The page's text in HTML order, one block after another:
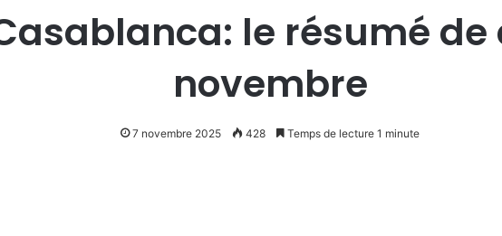
le résumé de
novembre
7 novembre 2025 428 Temps de lecture 1 minute